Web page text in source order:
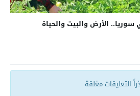
سوريا.. الأرض والبيت والحياة
التعليقات مغلقة